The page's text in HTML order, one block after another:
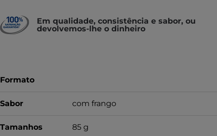
Em qualidade, consistência e sabor, ou
devolvemos-lhe o dinheiro
Formato
Sabor com frango
Tamanhos 85 g